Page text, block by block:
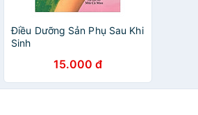
Điều Dưỡng Sản Phụ Sau Khi
Sinh
15.000 đ